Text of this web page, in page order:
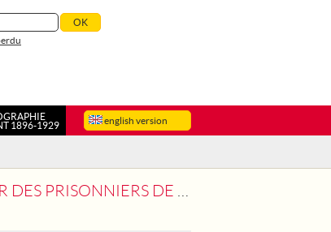
english version
1896-1929
DE GUERRE FRANÇAIS